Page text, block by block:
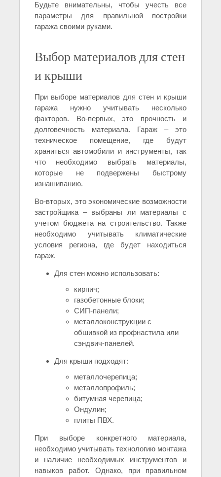
Будьте внимательны, чтобы учесть все
параметры для правильной постройки
гаража своими руками.
Выбор материалов для стен
и крыши
При выборе материалов для стен и крыши
гаража нужно учитывать несколько
факторов. Во-первых, это прочность и
долговечность материала. Гараж – это
техническое помещение, где будут
храниться автомобили и инструменты, так
что необходимо выбрать материалы,
которые не подвержены быстрому
изнашиванию.
Во-вторых, это экономические возможности
застройщика – выбраны ли материалы с
учетом бюджета на строительство. Также
необходимо учитывать климатические
условия региона, где будет находиться
гараж.
Для стен можно использовать:
кирпич;
газобетонные блоки;
СИП-панели;
металлоконструкции с
обшивкой из профнастила или
сэндвич-панелей.
Для крыши подходят:
металлочерепица;
металлопрофиль;
битумная черепица;
Ондулин;
плиты ПВХ.
При выборе конкретного материала,
необходимо учитывать технологию монтажа
и наличие необходимых инструментов и
навыков работ. Однако, при правильном